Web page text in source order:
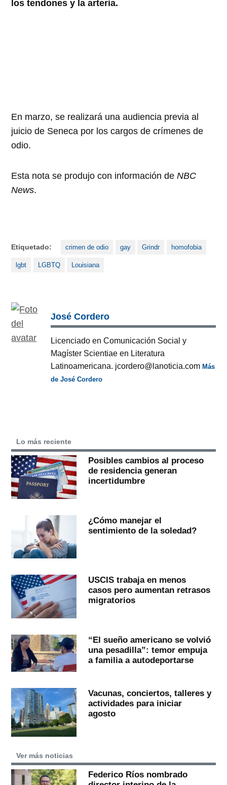
los tendones y la arteria.
En marzo, se realizará una audiencia previa al
juicio de Seneca por los cargos de crímenes de
odio.
Esta nota se produjo con información de NBC
News.
Etiquetado: crimen de odio gay Grindr homofobia
lgbt LGBTQ Louisiana
José Cordero
Licenciado en Comunicación Social y
Magíster Scientiae en Literatura
Latinoamericana. jcordero@lanoticia.comMás
de José Cordero
Lo más reciente
Posibles cambios al proceso
de residencia generan
incertidumbre
¿Cómo manejar el
sentimiento de la soledad?
USCIS trabaja en menos
casos pero aumentan retrasos
migratorios
“El sueño americano se volvió
una pesadilla”: temor empuja
a familia a autodeportarse
Vacunas, conciertos, talleres y
actividades para iniciar
agosto
Ver más noticias
Federico Ríos nombrado